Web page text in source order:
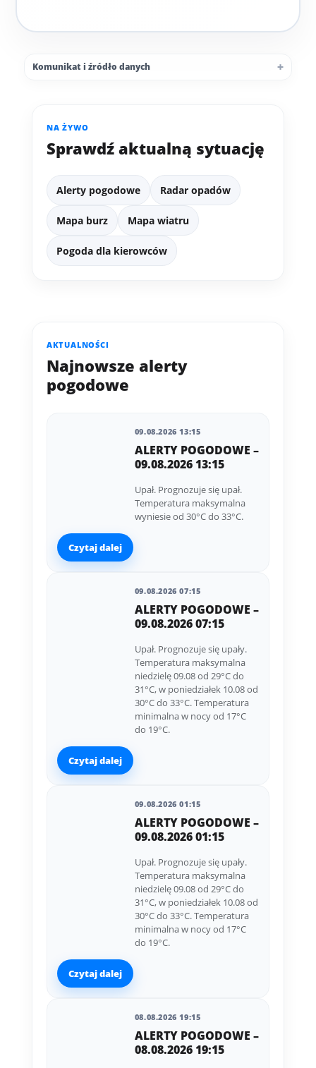
Komunikat i źródło danych
NA ŻYWO
Sprawdź aktualną sytuację
Alerty pogodowe Radar opadów
Mapa burz Mapa wiatru
Pogoda dla kierowców
AKTUALNOŚCI
Najnowsze alerty
pogodowe
09.08.2026 13:15
ALERTY POGODOWE –
09.08.2026 13:15
Upał. Prognozuje się upał.
Temperatura maksymalna
wyniesie od 30°C do 33°C.
Czytaj dalej
09.08.2026 07:15
ALERTY POGODOWE –
09.08.2026 07:15
Upał. Prognozuje się upały.
Temperatura maksymalna
niedzielę 09.08 od 29°C do
31°C, w poniedziałek 10.08 od
30°C do 33°C. Temperatura
minimalna w nocy od 17°C
do 19°C.
Czytaj dalej
09.08.2026 01:15
ALERTY POGODOWE –
09.08.2026 01:15
Upał. Prognozuje się upały.
Temperatura maksymalna
niedzielę 09.08 od 29°C do
31°C, w poniedziałek 10.08 od
30°C do 33°C. Temperatura
minimalna w nocy od 17°C
do 19°C.
Czytaj dalej
08.08.2026 19:15
ALERTY POGODOWE –
08.08.2026 19:15